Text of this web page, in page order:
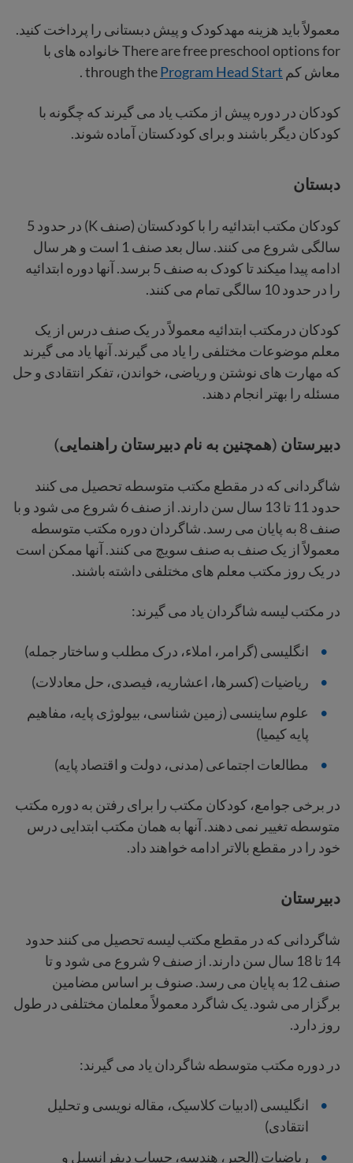
معمولاً باید هزینه مهدکودک و پیش دبستانی را پرداخت کنید.
There are free preschool options for خانواده های با
معاش کم through the Program Head Start
.
کودکان در دوره پیش از مکتب یاد می گیرند که چگونه با
کودکان دیگر باشند و برای کودکستان آماده شوند.
دبستان
کودکان مکتب ابتدائیه را با کودکستان (صنف K) در حدود 5
سالگی شروع می کنند. سال بعد صنف 1 است و هر سال
ادامه پیدا میکند تا کودک به صنف 5 برسد. آنها دوره ابتدائیه
را در حدود 10 سالگی تمام می کنند.
کودکان درمکتب ابتدائیه معمولاً در یک صنف درس از یک
معلم موضوعات مختلفی را یاد می گیرند. آنها یاد می گیرند
که مهارت های نوشتن و ریاضی، خواندن، تفکر انتقادی و حل
مسئله را بهتر انجام دهند.
دبیرستان (همچنین به نام دبیرستان راهنمایی)
شاگردانی که در مقطع مکتب متوسطه تحصیل می کنند
حدود 11 تا 13 سال سن دارند. از صنف 6 شروع می شود و با
صنف 8 به پایان می رسد. شاگردان دوره مکتب متوسطه
معمولاً از یک صنف به صنف سویچ می کنند. آنها ممکن است
در یک روز مکتب معلم های مختلفی داشته باشند.
در مکتب لیسه شاگردان یاد می گیرند:
انگلیسی (گرامر، املاء، درک مطلب و ساختار جمله)
ریاضیات (کسرها، اعشاریه، فیصدی، حل معادلات)
علوم ساینسی (زمین شناسی، بیولوژی پایه، مفاهیم
پایه کیمیا)
مطالعات اجتماعی (مدنی، دولت و اقتصاد پایه)
در برخی جوامع، کودکان مکتب را برای رفتن به دوره مکتب
متوسطه تغییر نمی دهند. آنها به همان مکتب ابتدایی درس
خود را در مقطع بالاتر ادامه خواهند داد.
دبیرستان
شاگردانی که در مقطع مکتب لیسه تحصیل می کنند حدود
14 تا 18 سال سن دارند. از صنف 9 شروع می شود و تا
صنف 12 به پایان می رسد. صنوف بر اساس مضامین
برگزار می شود. یک شاگرد معمولاً معلمان مختلفی در طول
روز دارد.
در دوره مکتب متوسطه شاگردان یاد می گیرند:
انگلیسی (ادبیات کلاسیک، مقاله نویسی و تحلیل
انتقادی)
ریاضیات (الجبر، هندسه، حساب دیفرانسیل و